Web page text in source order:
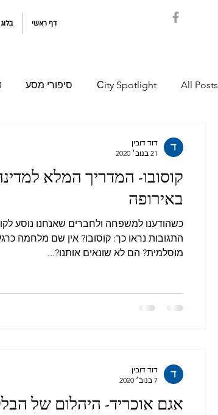
דף ראשי בלוג
All Posts
Сity Spotlight סיפורי מסע
קוסובו- המדריך המלא
באירופה
התגובות נראו כך: קוסובו? אין שם מלחמה
מוסלמית? הם לא שונאים אותנו?...
דוד דובין
21 בנוב׳ 2020
אגם אוכריד- היהלום של
דוד דובין
7 בנוב׳ 2020